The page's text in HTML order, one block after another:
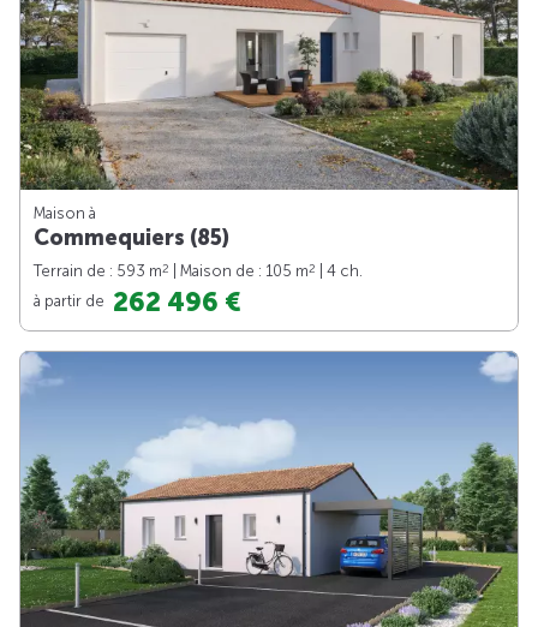
Maison à
Commequiers (85)
Terrain de : 593 m2 | Maison de : 105 m2
| 4 ch.
à partir de 262 496 €